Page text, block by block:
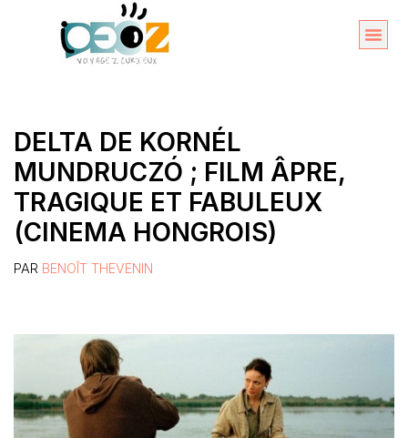
DELTA DE KORNÉL
MUNDRUCZÓ ; FILM ÂPRE,
TRAGIQUE ET FABULEUX
(CINEMA HONGROIS)
PAR BENOÎT THEVENIN